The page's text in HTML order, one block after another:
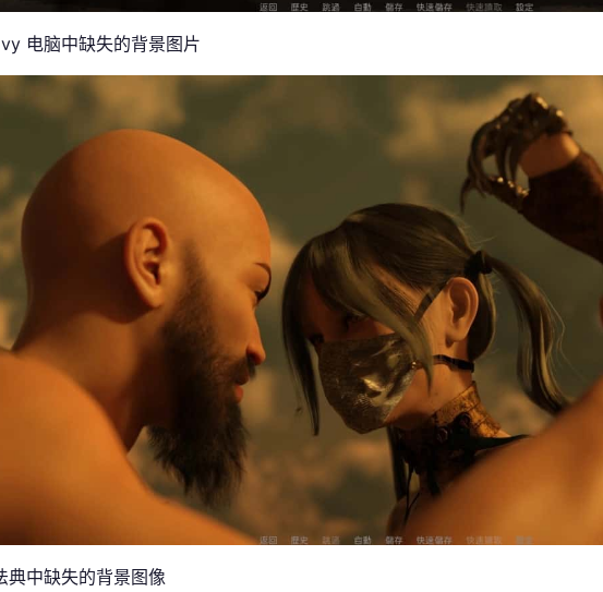
电脑中缺失的背景图片
典中缺失的背景图像